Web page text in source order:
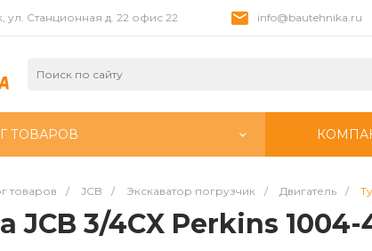
ул. Станционная д. 22 офис 22 info@bautehnika.ru
ТОВАРОВ
товаров / JCB / Экскаватор погрузчик / Двигатель /
JCB 3/4CX Perkins 1004-